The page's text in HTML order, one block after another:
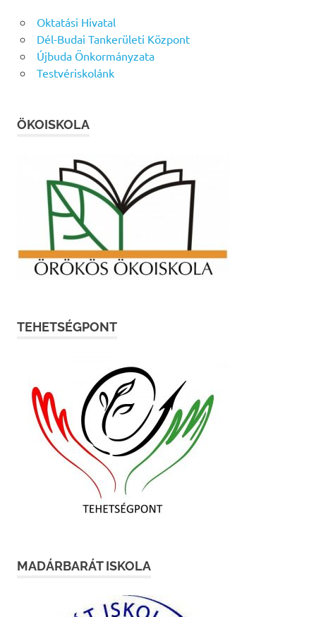
Oktatási Hivatal
Dél-Budai Tankerületi Központ
Újbuda Önkormányzata
Testvériskolánk
ÖKOISKOLA
TEHETSÉGPONT
MADÁRBARÁT ISKOLA